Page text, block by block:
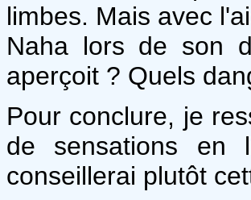
limbes. Mais avec
Naha lors de son
aperçoit ? Quels
Pour conclure, je
de sensations en
conseillerai plutôt